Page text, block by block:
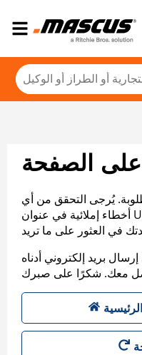
على الصفحة
يُرجى التحقق من أي
أخطاء إملائية في عنوان URL، أو عرض خريطة الموقع
بريد إلكتروني أدناه